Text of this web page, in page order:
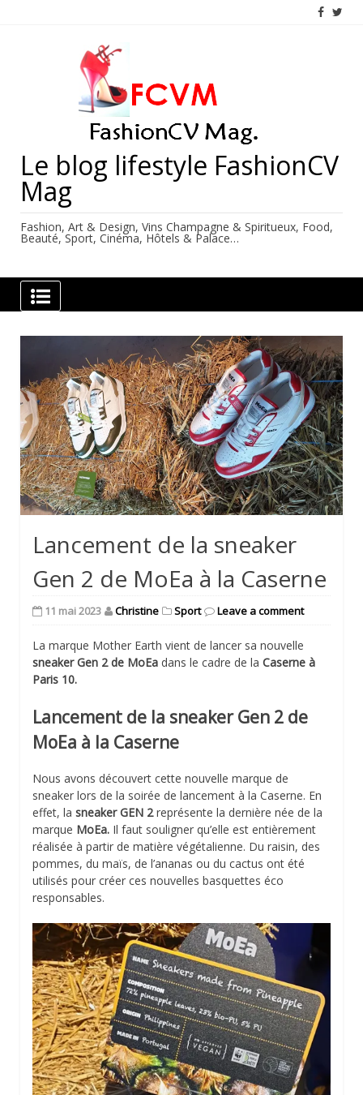
Le blog lifestyle FashionCV
Mag
Fashion, Art & Design, Vins Champagne & Spiritueux, Food,
Beauté, Sport, Cinéma, Hôtels & Palace…
Lancement de la sneaker
Gen 2 de MoEa à la Caserne
11 mai 2023 Christine Sport Leave a comment
La marque Mother Earth vient de lancer sa nouvelle
sneaker Gen 2 de MoEa dans le cadre de la Caserne à
Paris 10.
Lancement de la sneaker Gen 2 de
MoEa à la Caserne
Nous avons découvert cette nouvelle marque de
sneaker lors de la soirée de lancement à la Caserne. En
effet, la sneaker GEN 2représente la dernière née de la
marque MoEa. Il faut souligner qu’elle est entièrement
réalisée à partir de matière végétalienne. Du raisin, des
pommes, du maïs, de l’ananas ou du cactus ont été
utilisés pour créer ces nouvelles basquettes éco
responsables.